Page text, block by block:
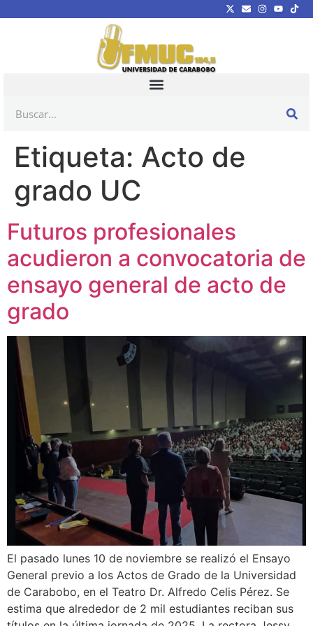
Etiqueta: Acto de
grado UC
Futuros profesionales
acudieron a convocatoria de
ensayo general de acto de
grado
El pasado lunes 10 de noviembre se realizó el Ensayo
General previo a los Actos de Grado de la Universidad
de Carabobo, en el Teatro Dr. Alfredo Celis Pérez. Se
estima que alrededor de 2 mil estudiantes reciban sus